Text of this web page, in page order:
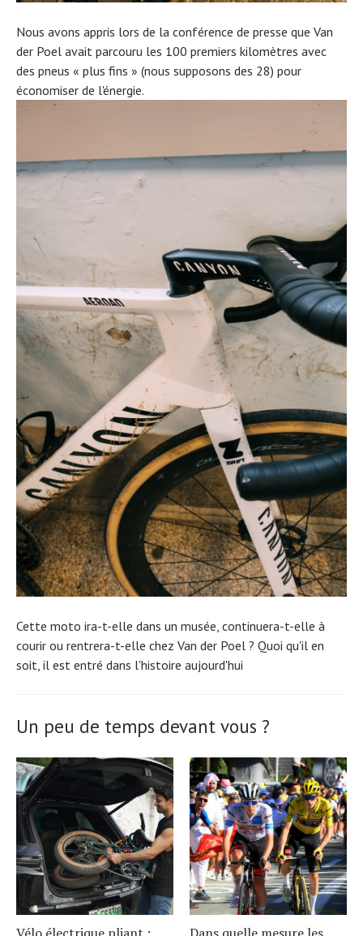
Nous avons appris lors de la conférence de presse que Van
der Poel avait parcouru les 100 premiers kilomètres avec
des pneus « plus fins » (nous supposons des 28) pour
économiser de l'énergie.
Cette moto ira-t-elle dans un musée, continuera-t-elle à
courir ou rentrera-t-elle chez Van der Poel ? Quoi qu'il en
soit, il est entré dans l'histoire aujourd'hui
Un peu de temps devant vous ?